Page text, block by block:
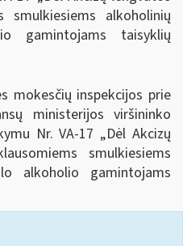
smulkiesiems alkoholinių
gamintojams taisyklių
mokesčių inspekcijos prie
ministerijos viršininko
Nr. VA-17 „Dėl Akcizų
smulkiesiems
alkoholio gamintojams